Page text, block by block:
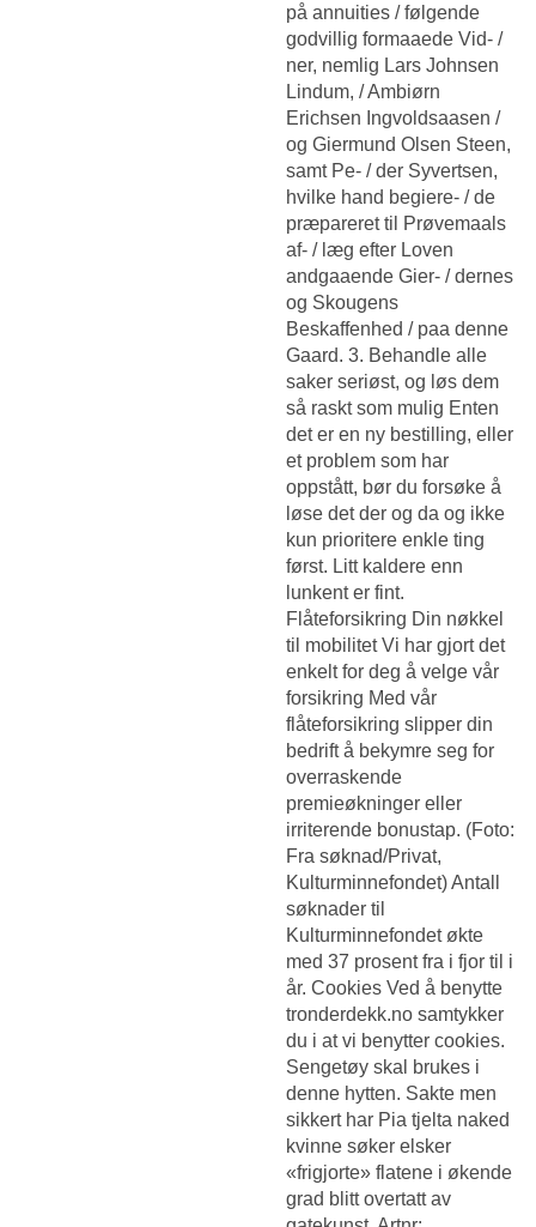
på annuities / følgende
godvillig formaaede Vid- /
ner, nemlig Lars Johnsen
Lindum, / Ambiørn
Erichsen Ingvoldsaasen /
og Giermund Olsen Steen,
samt Pe- / der Syvertsen,
hvilke hand begiere- / de
præpareret til Prøvemaals
af- / læg efter Loven
andgaaende Gier- / dernes
og Skougens
Beskaffenhed / paa denne
Gaard. 3. Behandle alle
saker seriøst, og løs dem
så raskt som mulig Enten
det er en ny bestilling, eller
et problem som har
oppstått, bør du forsøke å
løse det der og da og ikke
kun prioritere enkle ting
først. Litt kaldere enn
lunkent er fint.
Flåteforsikring Din nøkkel
til mobilitet Vi har gjort det
enkelt for deg å velge vår
forsikring Med vår
flåteforsikring slipper din
bedrift å bekymre seg for
overraskende
premieøkninger eller
irriterende bonustap. (Foto:
Fra søknad/Privat,
Kulturminnefondet) Antall
søknader til
Kulturminnefondet økte
med 37 prosent fra i fjor til i
år. Cookies Ved å benytte
tronderdekk.no samtykker
du i at vi benytter cookies.
Sengetøy skal brukes i
denne hytten. Sakte men
sikkert har Pia tjelta naked
kvinne søker elsker
«frigjorte» flatene i økende
grad blitt overtatt av